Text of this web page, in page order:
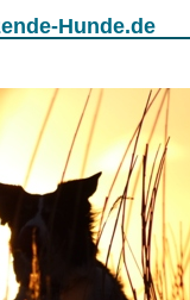
Hunde.de